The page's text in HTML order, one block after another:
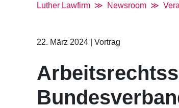
Luther Lawfirm Newsroom
22. März 2024 Vortrag